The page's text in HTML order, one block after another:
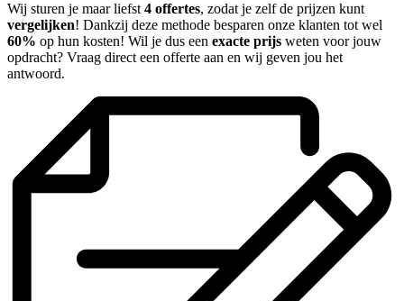
Wij sturen je maar liefst 4 offertes, zodat je zelf de prijzen kunt
vergelijken! Dankzij deze methode besparen onze klanten tot wel
60% op hun kosten! Wil je dus een exacte prijs weten voor jouw
opdracht? Vraag direct een offerte aan en wij geven jou het
antwoord.